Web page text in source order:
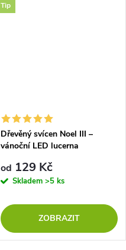
Tip
Dřevěný svícen Noel III –
vánoční LED lucerna
od 129 Kč
Skladem >5 ks
ZOBRAZIT